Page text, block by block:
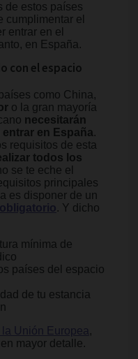
de estos países
cumplimentar el
entrar en el
en España.
con el espacio
como China,
o la gran mayoría
necesitarán
en España.
requisitos de esta
todos los
se te eche el
principales
es disponer de un
. Y dicho
mínima de
países del espacio
de tu estancia
Unión Europea ,
mayor detalle.